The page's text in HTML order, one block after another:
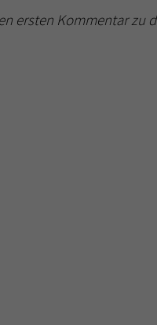
ersten Kommentar zu